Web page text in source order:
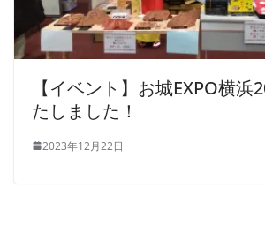
【イベント】お城EXPO横浜
たしました！
2023年12月22日